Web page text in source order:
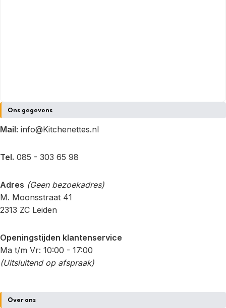
Ons gegevens
Mail: info@Kitchenettes.nl
Tel. 085 - 303 65 98
Adres (Geen bezoekadres)
M. Moonsstraat 41
2313 ZC Leiden
Openingstijden klantenservice
Ma t/m Vr: 10:00 - 17:00
(Uitsluitend op afspraak)
Over ons